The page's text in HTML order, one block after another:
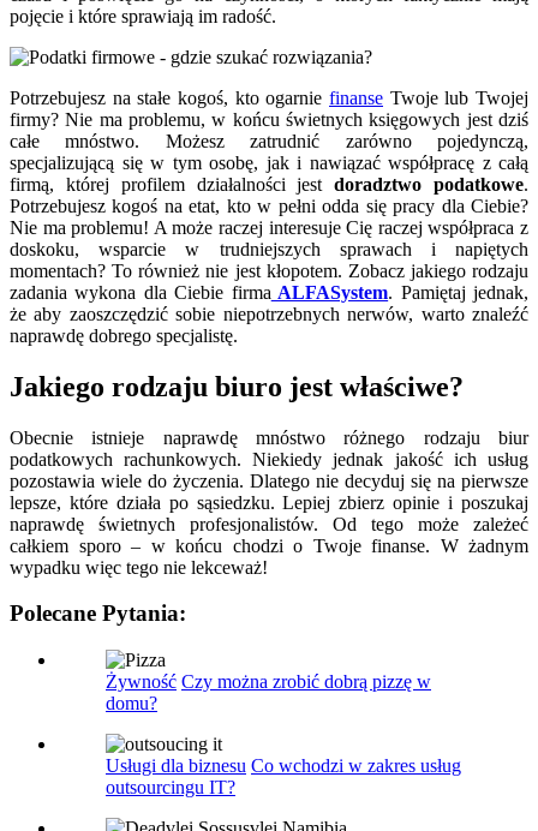
pojęcie i które sprawiają im radość.
Potrzebujesz na stałe kogoś, kto ogarnie finanse Twoje lub Twojej
firmy? Nie ma problemu, w końcu świetnych księgowych jest dziś
całe mnóstwo. Możesz zatrudnić zarówno pojedynczą,
specjalizującą się w tym osobę, jak i nawiązać współpracę z całą
firmą, której profilem działalności jestdoradztwo podatkowe.
Potrzebujesz kogoś na etat, kto w pełni odda się pracy dla Ciebie?
Nie ma problemu! A może raczej interesuje Cię raczej współpraca z
doskoku, wsparcie w trudniejszych sprawach i napiętych
momentach? To również nie jest kłopotem. Zobacz jakiego rodzaju
zadania wykona dla Ciebie firma ALFASystem. Pamiętaj jednak,
że aby zaoszczędzić sobie niepotrzebnych nerwów, warto znaleźć
naprawdę dobrego specjalistę.
Jakiego rodzaju biuro jest właściwe?
Obecnie istnieje naprawdę mnóstwo różnego rodzaju biur
podatkowych rachunkowych. Niekiedy jednak jakość ich usług
pozostawia wiele do życzenia. Dlatego nie decyduj się na pierwsze
lepsze, które działa po sąsiedzku. Lepiej zbierz opinie i poszukaj
naprawdę świetnych profesjonalistów. Od tego może zależeć
całkiem sporo – w końcu chodzi o Twoje finanse. W żadnym
wypadku więc tego nie lekceważ!
Polecane Pytania:
Żywność Czy można zrobić dobrą pizzę w
domu?
Usługi dla biznesu Co wchodzi w zakres usług
outsourcingu IT?